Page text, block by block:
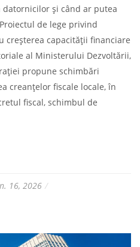
datornicilor și când ar putea
de lege privind
creșterea capacității financiare
al Ministerului Dezvoltării,
propune schimbări
creanțelor fiscale locale, în
fiscal, schimbul de
16, 2026